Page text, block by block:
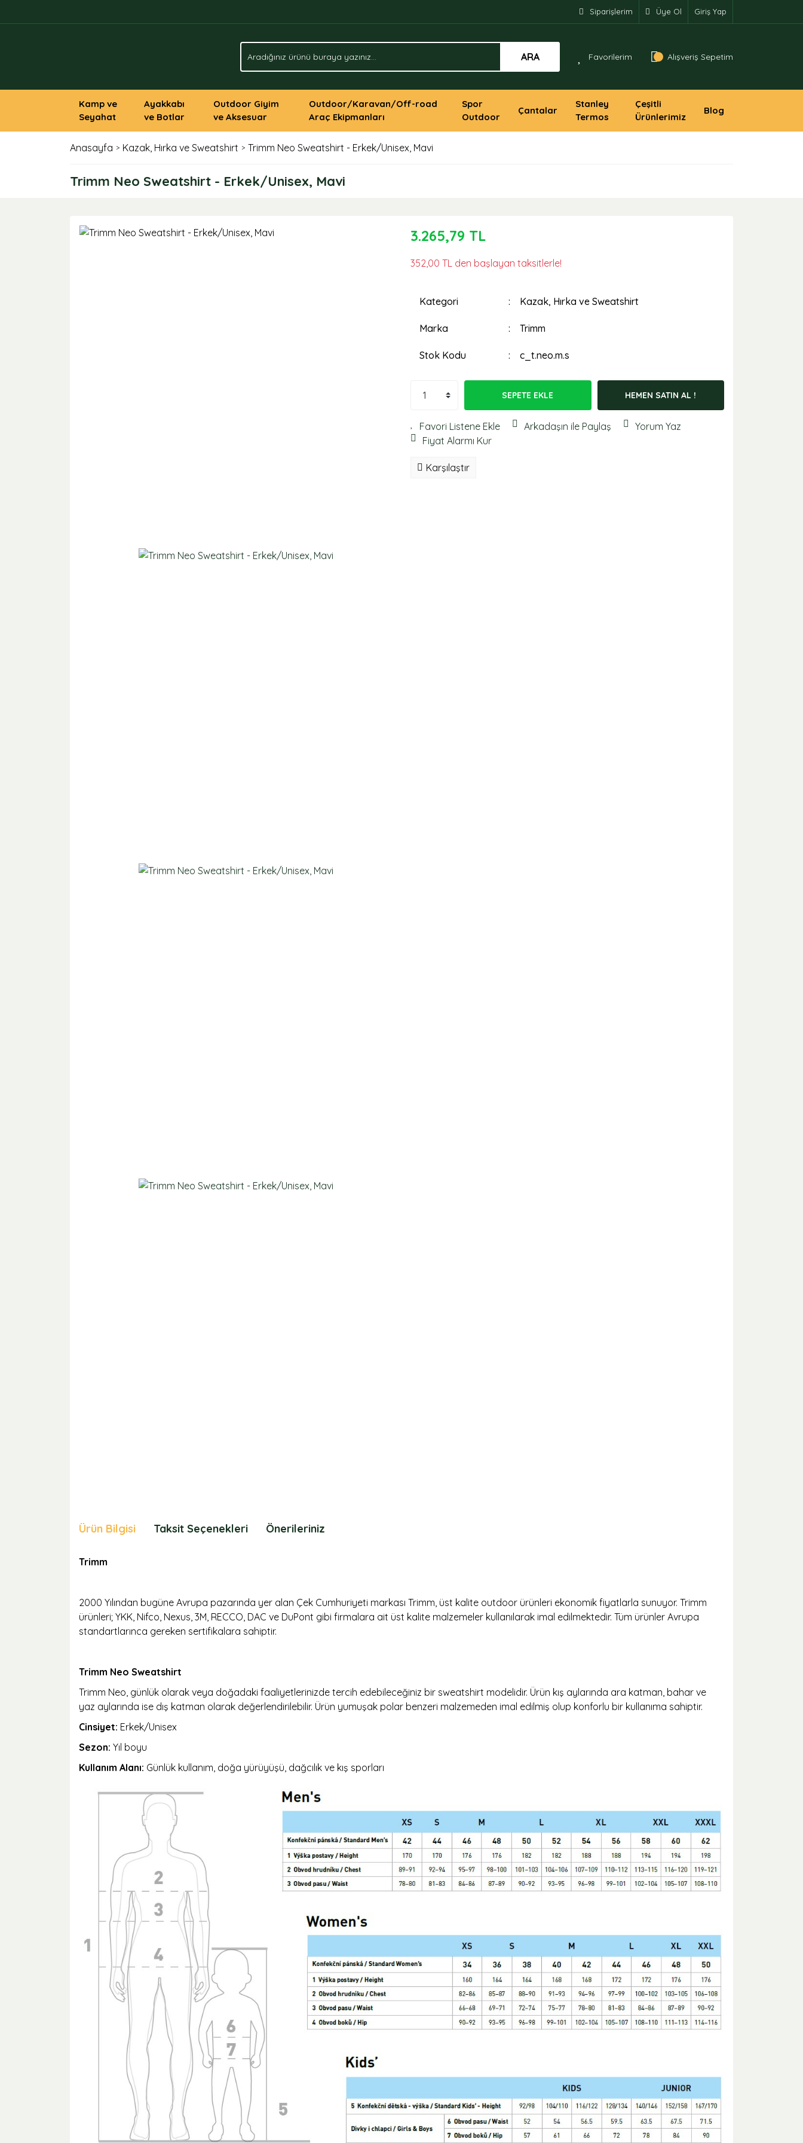
Siparişlerim Üye Ol Giriş Yap
ARA Favorilerim Alışveriş Sepetim
Kamp ve
Seyahat
Ayakkabı
ve Botlar
Outdoor Giyim
ve Aksesuar
Outdoor/Karavan/Off-road
Araç Ekipmanları
Spor
Outdoor
Çantalar
Stanley
Termos
Çeşitli
Ürünlerimiz
Blog
Anasayfa Kazak, Hırka ve Sweatshirt Trimm Neo Sweatshirt - Erkek/Unisex, Mavi
Trimm Neo Sweatshirt - Erkek/Unisex, Mavi
3.265,79 TL
352,00 TL den başlayan taksitlerle!
Kategori Kazak, Hırka ve Sweatshirt
Marka Trimm
Stok Kodu c_t.neo.m.s
SEPETE EKLE HEMEN SATIN AL !
Arkadaşın ile Paylaş
Yorum Yaz
Fiyat Alarmı Kur
Karşılaştır
Ürün Bilgisi Taksit Seçenekleri Önerileriniz
Trimm
2000 Yılından bugüne Avrupa pazarında yer alan Çek Cumhuriyeti markası Trimm, üst kalite outdoor ürünleri ekonomik fiyatlarla sunuyor. Trimm
ürünleri; YKK, Nifco, Nexus, 3M, RECCO, DAC ve DuPont gibi firmalara ait üst kalite malzemeler kullanılarak imal edilmektedir. Tüm ürünler Avrupa
standartlarınca gereken sertifikalara sahiptir.
Trimm Neo Sweatshirt
Trimm Neo, günlük olarak veya doğadaki faaliyetlerinizde tercih edebileceğiniz bir sweatshirt modelidir. Ürün kış aylarında ara katman, bahar ve
yaz aylarında ise dış katman olarak değerlendirilebilir. Ürün yumuşak polar benzeri malzemeden imal edilmiş olup konforlu bir kullanıma sahiptir.
Cinsiyet: Erkek/Unisex
Sezon: Yıl boyu
Kullanım Alanı: Günlük kullanım, doğa yürüyüşü, dağcılık ve kış sporları